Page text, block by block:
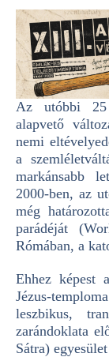
Az utóbbi 25
alapvető
nemi
a
markánsabb
2000-ben, az
még
parádéját
Rómában, a
Ehhez képest
Jézus-
leszbikus,
zarándoklata
Sátra)